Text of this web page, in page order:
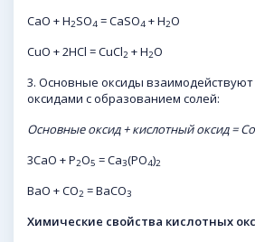
CaO + H2SO4 = CaSO4 + H2O
CuO + 2HCl = CuCl2 + H2O
3. Основные оксиды взаимодействуют
оксидами с образованием солей:
Основные оксид + кислотный оксид =
3СaO + P2O5 = Ca3(PO4)2
BaO + CO2 = BaCO3
Химические свойства кислотных